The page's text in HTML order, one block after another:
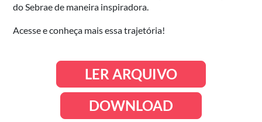
do Sebrae de maneira inspiradora.
Acesse e conheça mais essa trajetória!
LER ARQUIVO
DOWNLOAD